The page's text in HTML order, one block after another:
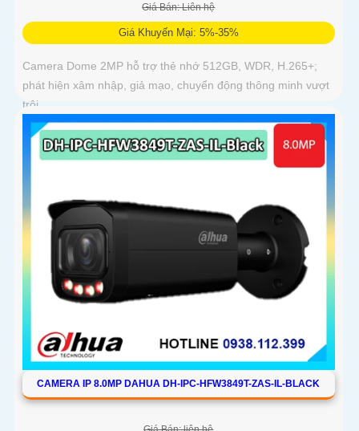
Giá Bán: Liên hệ
Giá Khuyến Mại: 5%-35%
Camera Dome 2MP hỗ trợ thẻ nhớ 512GB, WDR, H.265+;
phát hiện xâm nhập, giả mạo, chuyển động thông minh vượt
trội
CAMERA IP 8.0MP DAHUA DH-IPC-HFW3849T-ZAS-IL-BLACK